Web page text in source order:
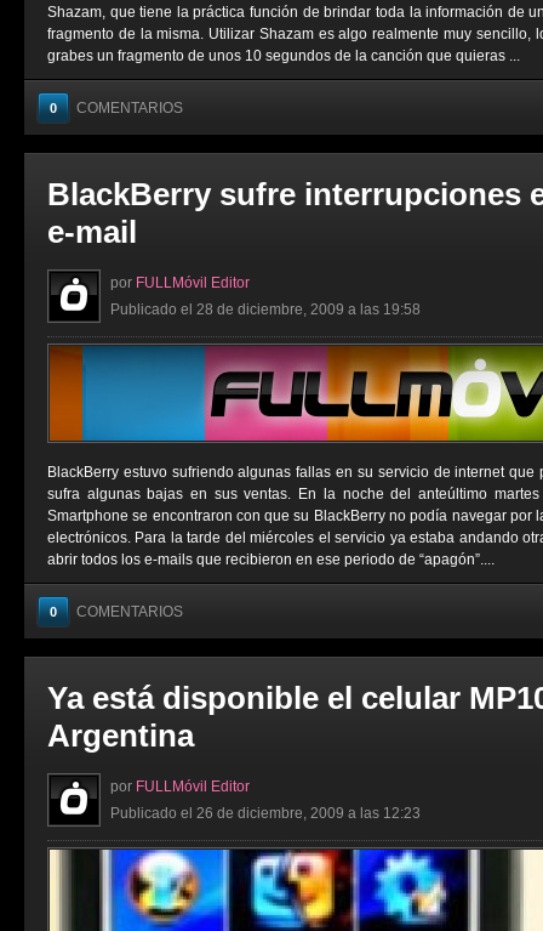
Shazam, que tiene la práctica función de brindar toda la información de
fragmento de la misma. Utilizar Shazam es algo realmente muy sencillo,
grabes un fragmento de unos 10 segundos de la canción que quieras ...
0 COMENTARIOS
BlackBerry sufre interrupciones
e-mail
por FULLMóvil Editor
Publicado el 28 de diciembre, 2009 a las 19:58
BlackBerry estuvo sufriendo algunas fallas en su servicio de internet
sufra algunas bajas en sus ventas. En la noche del anteúltimo
Smartphone se encontraron con que su BlackBerry no podía navegar por
electrónicos. Para la tarde del miércoles el servicio ya estaba andando
abrir todos los e-mails que recibieron en ese periodo de “apagón”....
0 COMENTARIOS
Ya está disponible el celular
Argentina
por FULLMóvil Editor
Publicado el 26 de diciembre, 2009 a las 12:23